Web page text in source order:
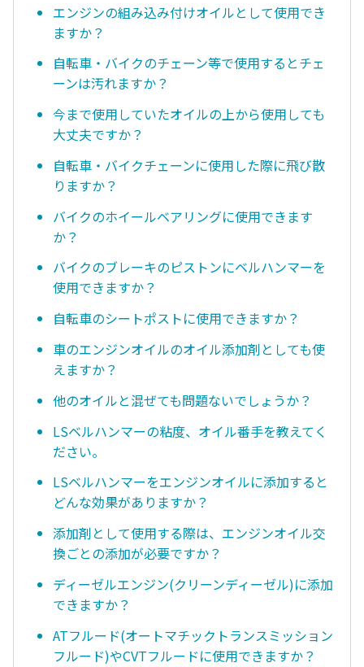
エンジンの組み込み付けオイルとして使用でき
ますか？
自転車・バイクのチェーン等で使用するとチェ
ーンは汚れますか？
今まで使用していたオイルの上から使用しても
大丈夫ですか？
自転車・バイクチェーンに使用した際に飛び散
りますか？
バイクのホイールベアリングに使用できます
か？
バイクのブレーキのピストンにベルハンマーを
使用できますか？
自転車のシートポストに使用できますか？
車のエンジンオイルのオイル添加剤としても使
えますか？
他のオイルと混ぜても問題ないでしょうか？
LSベルハンマーの粘度、オイル番手を教えてく
ださい。
LSベルハンマーをエンジンオイルに添加すると
どんな効果がありますか？
添加剤として使用する際は、エンジンオイル交
換ごとの添加が必要ですか？
ディーゼルエンジン(クリーンディーゼル)に添加
できますか？
ATフルード(オートマチックトランスミッション
フルード)やCVTフルードに使用できますか？